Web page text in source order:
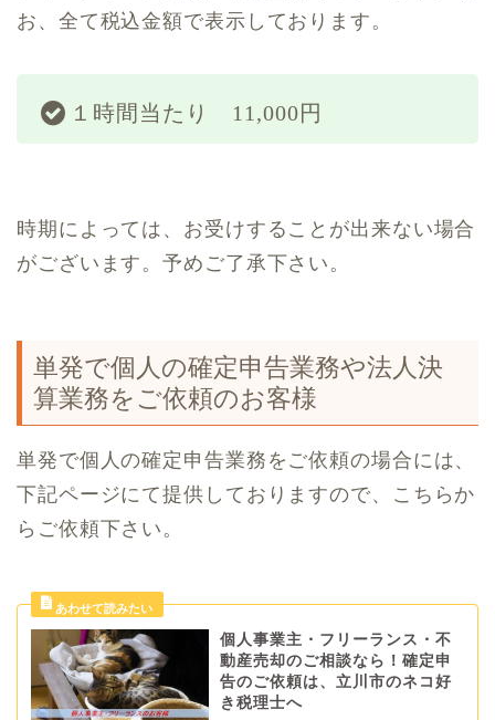
お、全て税込金額で表示しております。
１時間当たり 11,000円
時期によっては、お受けすることが出来ない場合
がございます。予めご了承下さい。
単発で個人の確定申告業務や法人決
算業務をご依頼のお客様
単発で個人の確定申告業務をご依頼の場合には、
下記ページにて提供しておりますので、こちらか
らご依頼下さい。
個人事業主・フリーランス・不
動産売却のご相談なら！確定申
告のご依頼は、立川市のネコ好
き税理士へ